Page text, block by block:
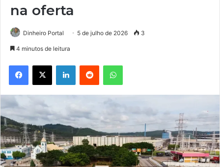
na oferta
Dinheiro Portal 5 de julho de 2026 3
4 minutos de leitura
Facebook
X LinkedinReddit WhatsApp